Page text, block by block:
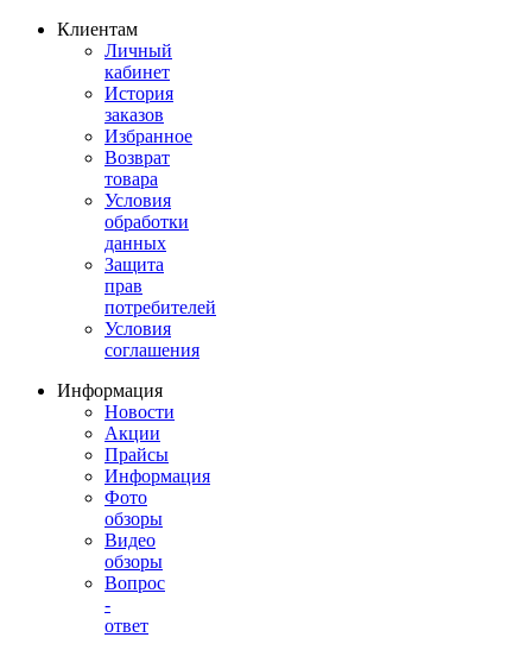
Клиентам
Личный
кабинет
История
заказов
Избранное
Возврат
товара
Условия
обработки
данных
Защита
прав
потребителей
Условия
соглашения
Информация
Новости
Акции
Прайсы
Информация
Фото
обзоры
Видео
обзоры
Вопрос
-
ответ